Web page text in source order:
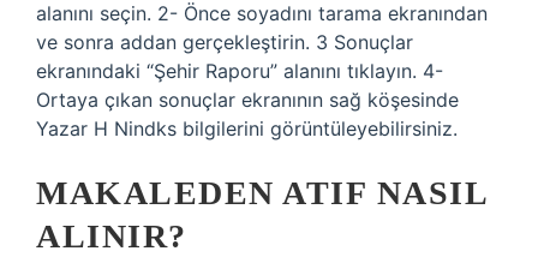
alanını seçin. 2- Önce soyadını tarama ekranından
ve sonra addan gerçekleştirin. 3 Sonuçlar
ekranındaki “Şehir Raporu” alanını tıklayın. 4-
Ortaya çıkan sonuçlar ekranının sağ köşesinde
Yazar H Nindks bilgilerini görüntüleyebilirsiniz.
MAKALEDEN ATIF NASIL
ALINIR?